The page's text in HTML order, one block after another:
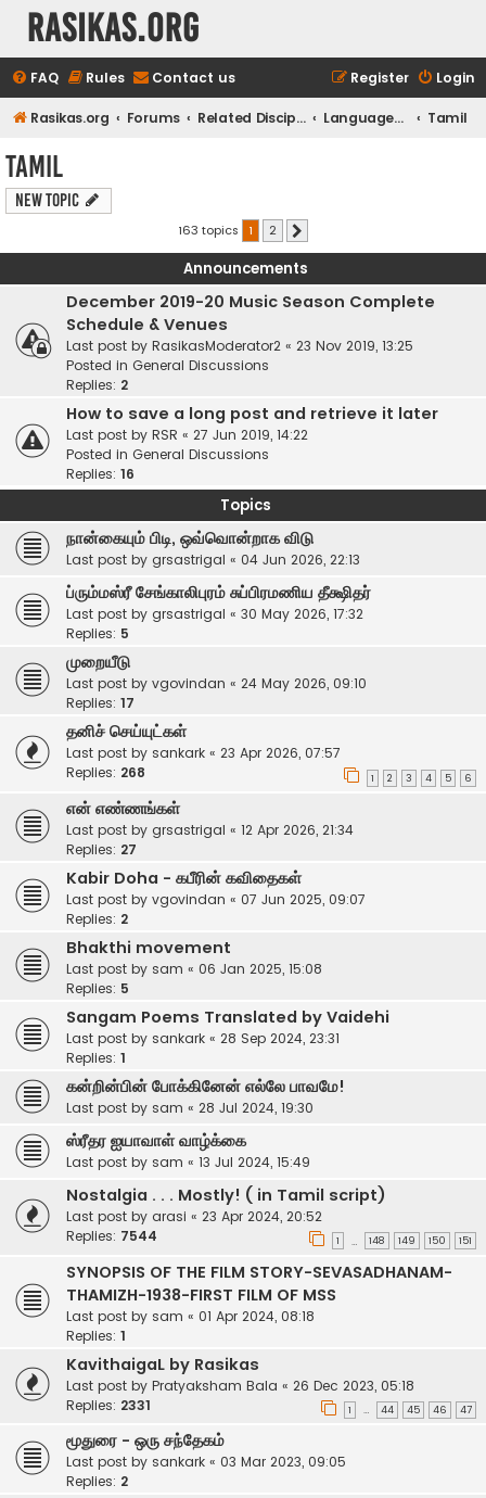
rasikas.org
FAQ Rules Contact us Login
Register
Rasikas.org Forums Related Disciplines Languages & Literature Tamil
Tamil
New Topic
163 topics 1 2
Announcements
December 2019-20 Music Season Complete
Schedule & Venues
Last post by RasikasModerator2 « 23 Nov 2019, 13:25
Posted in General Discussions
Replies: 2
How to save a long post and retrieve it later
Last post by RSR « 27 Jun 2019, 14:22
Posted in General Discussions
Replies: 16
Topics
நான்கையும் பிடி, ஒவ்வொன்றாக விடு
Last post by grsastrigal « 04 Jun 2026, 22:13
ப்ரும்மஸ்ரீ சேங்காலிபுரம் சுப்பிரமணிய தீக்ஷிதர்
Last post by grsastrigal « 30 May 2026, 17:32
Replies: 5
முறையீடு
Last post by vgovindan « 24 May 2026, 09:10
Replies: 17
தனிச் செய்யுட்கள்
Last post by sankark « 23 Apr 2026, 07:57
Replies: 268 1 2 3 4 5 6
என் எண்ணங்கள்
Last post by grsastrigal « 12 Apr 2026, 21:34
Replies: 27
Kabir Doha - கபீரின் கவிதைகள்
Last post by vgovindan « 07 Jun 2025, 09:07
Replies: 2
Bhakthi movement
Last post by sam « 06 Jan 2025, 15:08
Replies: 5
Sangam Poems Translated by Vaidehi
Last post by sankark « 28 Sep 2024, 23:31
Replies: 1
கன்றின்பின் போக்கினேன் எல்லே பாவமே!
Last post by sam « 28 Jul 2024, 19:30
ஸ்ரீதர ஐயாவாள் வாழ்க்கை
Last post by sam « 13 Jul 2024, 15:49
Nostalgia . . . Mostly! ( in Tamil script)
Last post by arasi « 23 Apr 2024, 20:52
Replies: 7544 1 … 148 149 150 151
SYNOPSIS OF THE FILM STORY-SEVASADHANAM-
THAMIZH-1938-FIRST FILM OF MSS
Last post by sam « 01 Apr 2024, 08:18
Replies: 1
KavithaigaL by Rasikas
Last post by Pratyaksham Bala « 26 Dec 2023, 05:18
Replies: 2331 1 … 44 45 46 47
மூதுரை - ஒரு சந்தேகம்
Last post by sankark « 03 Mar 2023, 09:05
Replies: 2